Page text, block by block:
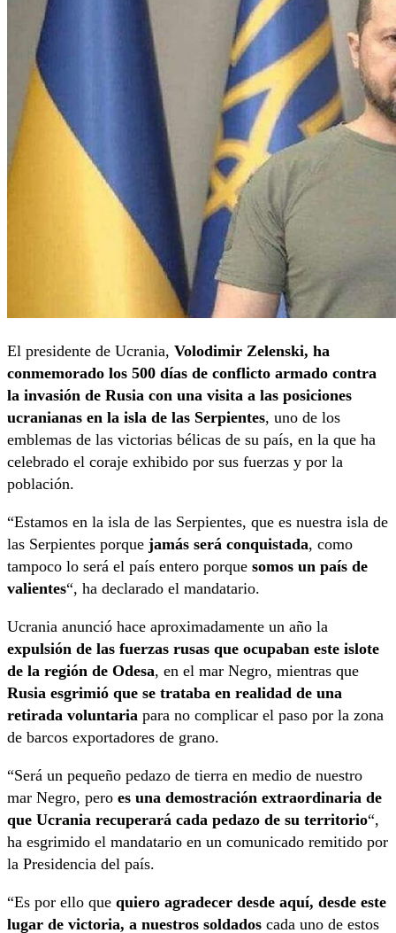
El presidente de Ucrania, Volodimir Zelenski, ha
conmemorado los 500 días de conflicto armado contra
la invasión de Rusia con una visita a las posiciones
ucranianas en la isla de las Serpientes, uno de los
emblemas de las victorias bélicas de su país, en la que ha
celebrado el coraje exhibido por sus fuerzas y por la
población.
“Estamos en la isla de las Serpientes, que es nuestra isla de
las Serpientes porque jamás será conquistada, como
tampoco lo será el país entero porque somos un país de
valientes“, ha declarado el mandatario.
Ucrania anunció hace aproximadamente un año la
expulsión de las fuerzas rusas que ocupaban este islote
de la región de Odesa, en el mar Negro, mientras que
Rusia esgrimió que se trataba en realidad de una
retirada voluntaria para no complicar el paso por la zona
de barcos exportadores de grano.
“Será un pequeño pedazo de tierra en medio de nuestro
mar Negro, pero es una demostración extraordinaria de
que Ucrania recuperará cada pedazo de su territorio“,
ha esgrimido el mandatario en un comunicado remitido por
la Presidencia del país.
“Es por ello que quiero agradecer desde aquí, desde este
lugar de victoria, a nuestros soldados cada uno de estos